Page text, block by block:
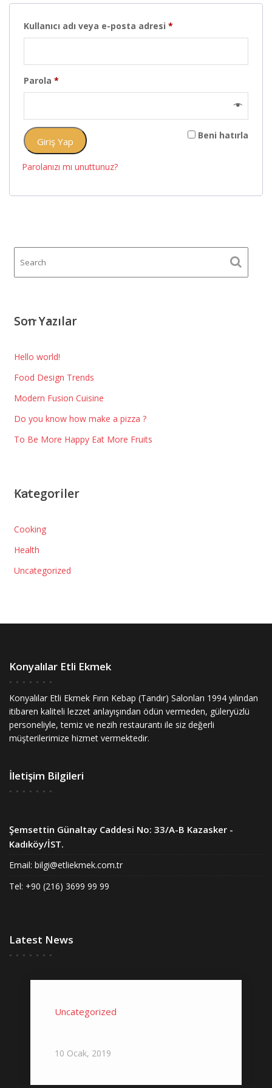
Kullanıcı adı veya e-posta adresi *
Parola *
Beni hatırla
Giriş Yap
Parolanızı mı unuttunuz?
Son Yazılar
Hello world!
Food Design Trends
Modern Fusion Cuisine
Do you know how make a pizza ?
To Be More Happy Eat More Fruits
Kategoriler
Cooking
Health
Uncategorized
Konyalılar Etli Ekmek
Konyalılar Etli Ekmek Fırın Kebap (Tandır) Salonları 1994 yılından
itibaren kaliteli lezzet anlayışından ödün vermeden, güleryüzlü
personeliyle, temiz ve nezih restaurantı ile siz değerli
müşterilerimize hizmet vermektedir.
İletişim Bilgileri
Şemsettin Günaltay Caddesi No: 33/A-B Kazasker -
Kadıköy/İST.
Email: bilgi@etliekmek.com.tr
Tel: +90 (216) 3699 99 99
Latest News
Uncategorized
10 Ocak, 2019